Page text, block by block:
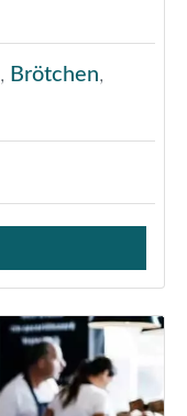
, Brötchen,